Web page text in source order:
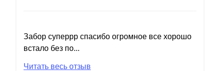
Забор суперрр спасибо огромное все хорошо
встало без по...
Читать весь отзыв